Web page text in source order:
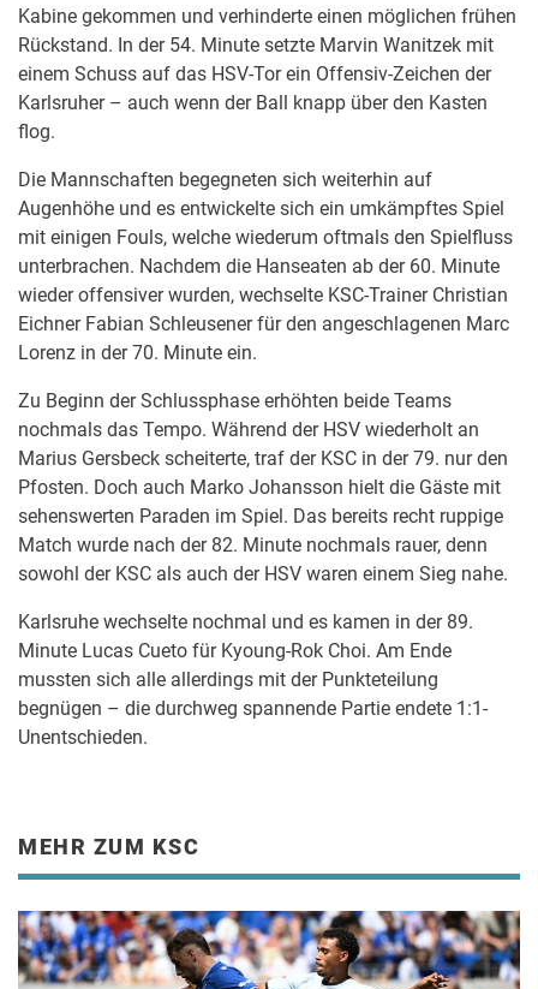
Kabine gekommen und verhinderte einen möglichen frühen
Rückstand. In der 54. Minute setzte Marvin Wanitzek mit
einem Schuss auf das HSV-Tor ein Offensiv-Zeichen der
Karlsruher – auch wenn der Ball knapp über den Kasten
flog.
Die Mannschaften begegneten sich weiterhin auf
Augenhöhe und es entwickelte sich ein umkämpftes Spiel
mit einigen Fouls, welche wiederum oftmals den Spielfluss
unterbrachen. Nachdem die Hanseaten ab der 60. Minute
wieder offensiver wurden, wechselte KSC-Trainer Christian
Eichner Fabian Schleusener für den angeschlagenen Marc
Lorenz in der 70. Minute ein.
Zu Beginn der Schlussphase erhöhten beide Teams
nochmals das Tempo. Während der HSV wiederholt an
Marius Gersbeck scheiterte, traf der KSC in der 79. nur den
Pfosten. Doch auch Marko Johansson hielt die Gäste mit
sehenswerten Paraden im Spiel. Das bereits recht ruppige
Match wurde nach der 82. Minute nochmals rauer, denn
sowohl der KSC als auch der HSV waren einem Sieg nahe.
Karlsruhe wechselte nochmal und es kamen in der 89.
Minute Lucas Cueto für Kyoung-Rok Choi. Am Ende
mussten sich alle allerdings mit der Punkteteilung
begnügen – die durchweg spannende Partie endete 1:1-
Unentschieden.
MEHR ZUM KSC